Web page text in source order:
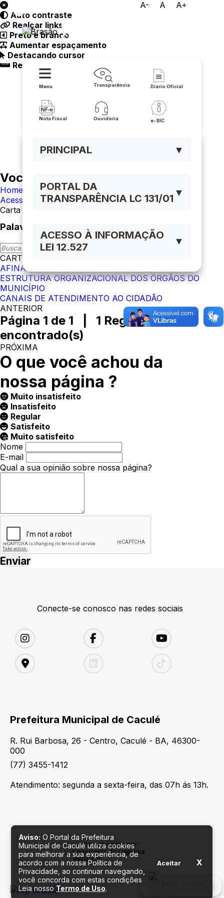
A- A A+
Prefeitura Municipal de
Caculé
Menu Transparência Diário Oficial
Nota Fiscal Ouvidoria e-SIC
PRINCIPAL ▼
PORTAL DA
TRANSPARÊNCIA LC 131/01 ▼
ACESSO À INFORMAÇÃO
LEI 12.527
▼
Auto contraste
Realçar links
Preto e branco
Aumentar espaçamento
Destacando cursor
Regua guia
Você está navegando em:
Home
Acesso à Informação
Carta de Serviço
Palavra-Chave
CARTA DE SERVIÇOS AO USUÁRIO
AFINAL, O QUE É A CARTA DE SERVIÇOS?
ESTRUTURA ORGANIZACIONAL DOS ÓRGÃOS DO
MUNICÍPIO
CANAIS DE ATENDIMENTO AO CIDADÃO
ANTERIOR
Página 1 de 1 | 1 Registro(s)
encontrado(s)
PRÓXIMA
O que você achou da
nossa página ?
Muito insatisfeito
Insatisfeito
Regular
Satisfeito
Muito satisfeito
Nome
E-mail
Qual a sua opinião sobre nossa página?
Conecte-se conosco nas redes sociais
Prefeitura Municipal de Caculé
R. Rui Barbosa, 26 - Centro, Caculé - BA, 46300-
000
(77) 3455-1412
Atendimento: segunda a sexta-feira, das 07h ás 13h.
Desenvolvido por
Aviso: O Portal da Prefeitura
Municipal de Caculé utiliza cookies
para melhorar a sua experiência, de
acordo com a nossa Política de
Privacidade, ao continuar navegando,
você concorda com estas condições
Leia nosso Termo de Uso.
Aceitar X